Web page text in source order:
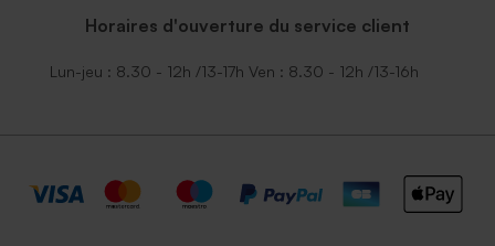
Horaires d'ouverture du service client
Lun-jeu : 8.30 - 12h /13-17h Ven : 8.30 - 12h /13-16h